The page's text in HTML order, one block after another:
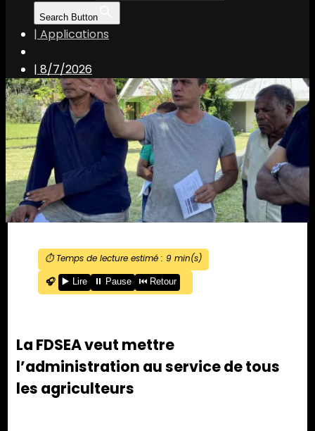
Search Button
| Applications
| 8/7/2026
⏱️ Temps de lecture estimé : 9min(s)
🎧
▶️ Lire ⏸️ Pause ⏮️ Retour
La FDSEA veut mettre
l’administration au service de tous
les agriculteurs